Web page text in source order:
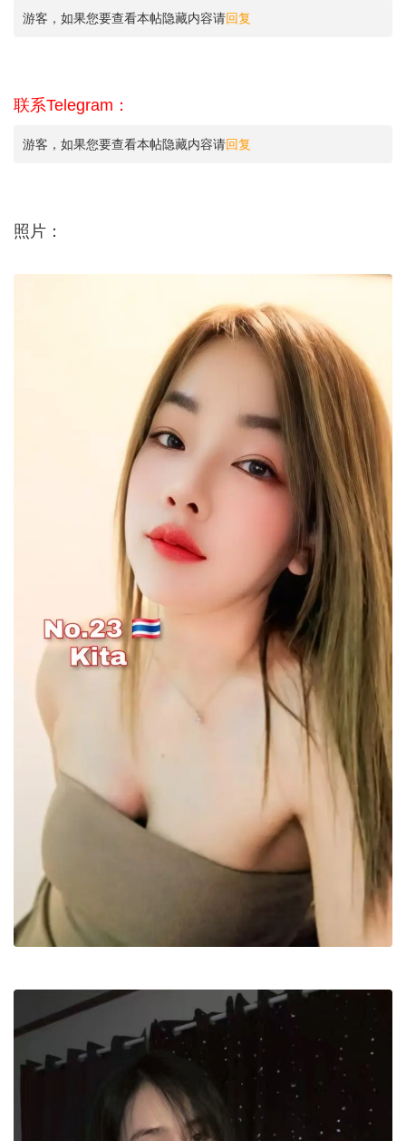
游客，如果您要查看本帖隐藏内容请回复
联系Telegram：
游客，如果您要查看本帖隐藏内容请回复
照片：